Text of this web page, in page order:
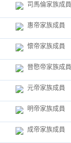
司馬倫家族成員
惠帝家族成員
懷帝家族成員
晉愍帝家族成員
元帝家族成員
明帝家族成員
成帝家族成員